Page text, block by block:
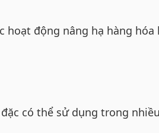
hoạt động nâng hạ hàng hóa
có thể sử dụng trong